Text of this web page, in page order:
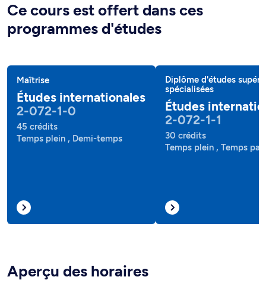
Ce cours est offert dans ces
programmes d'études
Maîtrise
Études internationales
2-072-1-0
45 crédits
Temps plein , Demi-temps
Diplôme d'études
spécialisées
Études
2-072-1-1
30 crédits
Temps plein , Temps
Aperçu des horaires